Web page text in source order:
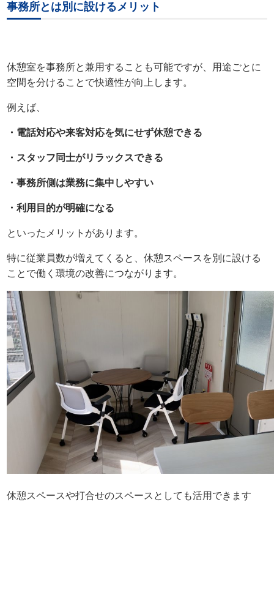
事務所とは別に設けるメリット
休憩室を事務所と兼用することも可能ですが、用途ごとに
空間を分けることで快適性が向上します。
例えば、
・電話対応や来客対応を気にせず休憩できる
・スタッフ同士がリラックスできる
・事務所側は業務に集中しやすい
・利用目的が明確になる
といったメリットがあります。
特に従業員数が増えてくると、休憩スペースを別に設ける
ことで働く環境の改善につながります。
休憩スペースや打合せのスペースとしても活用できます